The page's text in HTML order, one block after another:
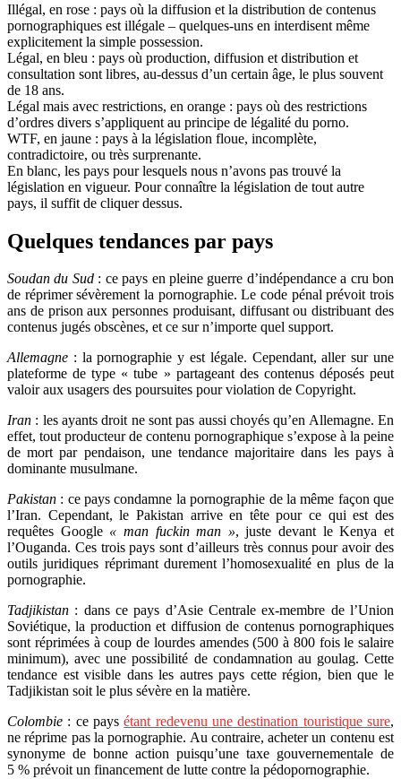
Illégal, en rose : pays où la diffusion et la distribution de contenus
pornographiques est illégale – quelques-uns en interdisent même
explicitement la simple possession.
Légal, en bleu : pays où production, diffusion et distribution et
consultation sont libres, au-dessus d’un certain âge, le plus souvent
de 18 ans.
Légal mais avec restrictions, en orange : pays où des restrictions
d’ordres divers s’appliquent au principe de légalité du porno.
WTF, en jaune : pays à la législation floue, incomplète,
contradictoire, ou très surprenante.
En blanc, les pays pour lesquels nous n’avons pas trouvé la
législation en vigueur. Pour connaître la législation de tout autre
pays, il suffit de cliquer dessus.
Quelques tendances par pays
Soudan du Sud: ce pays en pleine guerre d’indépendance a cru bon
de réprimer sévèrement la pornographie. Le code pénal prévoit trois
ans de prison aux personnes produisant, diffusant ou distribuant des
contenus jugés obscènes, et ce sur n’importe quel support.
Allemagne : la pornographie y est légale. Cependant, aller sur une
plateforme de type « tube » partageant des contenus déposés peut
valoir aux usagers des poursuites pour violation de Copyright.
Iran : les ayants droit ne sont pas aussi choyés qu’en Allemagne. En
effet, tout producteur de contenu pornographique s’expose à la peine
de mort par pendaison, une tendance majoritaire dans les pays à
dominante musulmane.
Pakistan : ce pays condamne la pornographie de la même façon que
l’Iran. Cependant, le Pakistan arrive en tête pour ce qui est des
requêtes Google « man fuckin man », juste devant le Kenya et
l’Ouganda. Ces trois pays sont d’ailleurs très connus pour avoir des
outils juridiques réprimant durement l’homosexualité en plus de la
pornographie.
Tadjikistan : dans ce pays d’Asie Centrale ex-membre de l’Union
Soviétique, la production et diffusion de contenus pornographiques
sont réprimées à coup de lourdes amendes (500 à 800 fois le salaire
minimum), avec une possibilité de condamnation au goulag. Cette
tendance est visible dans les autres pays cette région, bien que le
Tadjikistan soit le plus sévère en la matière.
Colombie : ce paysétant redevenu une destination touristique sure,
ne réprime pas la pornographie. Au contraire, acheter un contenu est
synonyme de bonne action puisqu’une taxe gouvernementale de
5 % prévoit un financement de lutte contre la pédopornographie.